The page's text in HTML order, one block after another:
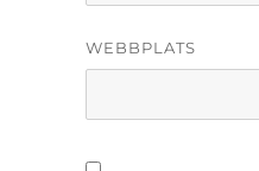
WEBBPLATS